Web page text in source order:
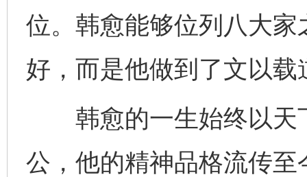
位。韩愈能够位列八大
好，而是他做到了文以
韩愈的一生始终以天
公，他的精神品格流传